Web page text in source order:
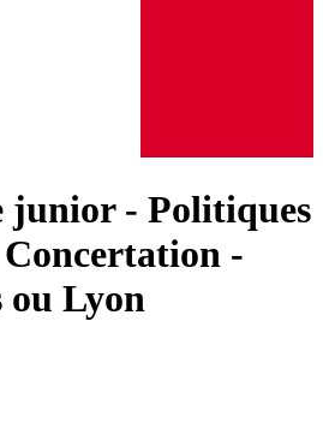
junior - Politiques
-
ou Lyon